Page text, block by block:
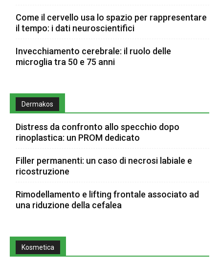
Come il cervello usa lo spazio per rappresentare
il tempo: i dati neuroscientifici
Invecchiamento cerebrale: il ruolo delle
microglia tra 50 e 75 anni
Dermakos
Distress da confronto allo specchio dopo
rinoplastica: un PROM dedicato
Filler permanenti: un caso di necrosi labiale e
ricostruzione
Rimodellamento e lifting frontale associato ad
una riduzione della cefalea
Kosmetica